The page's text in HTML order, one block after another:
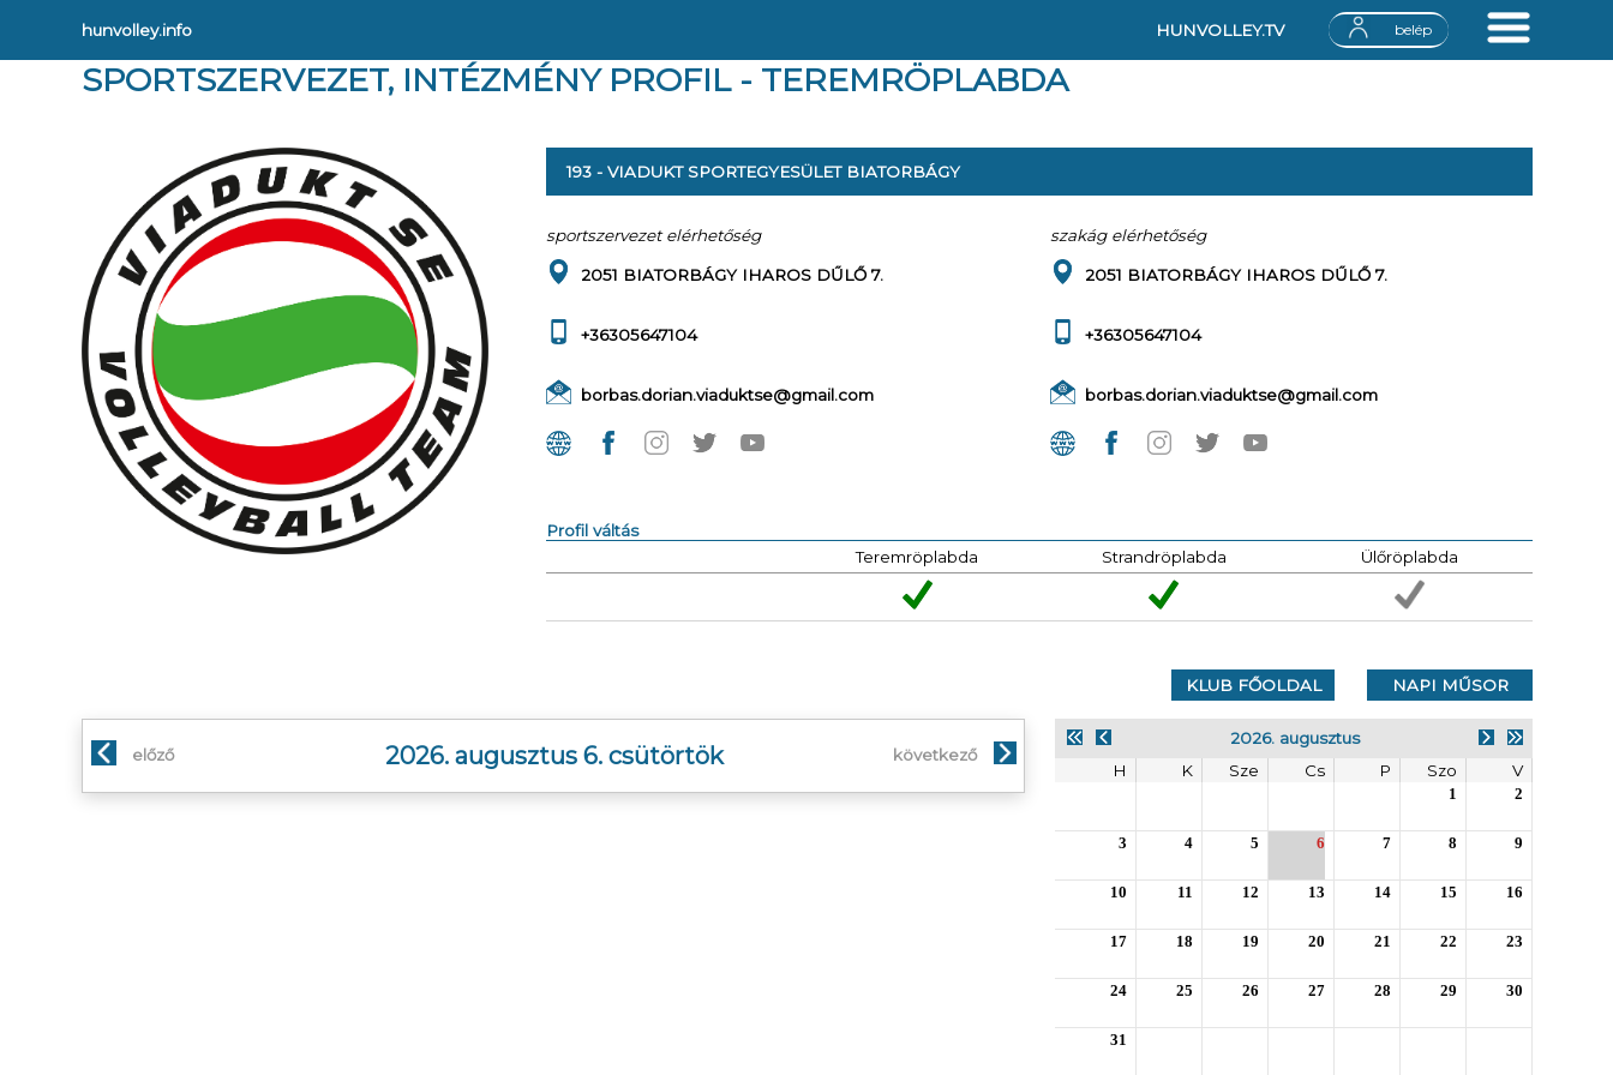
hunvolley.info HUNVOLLEY.TV belép
SPORTSZERVEZET, INTÉZMÉNY PROFIL - TEREMRÖPLABDA
193 - VIADUKT SPORTEGYESÜLET BIATORBÁGY
sportszervezet elérhetőség szakág elérhetőség
2051 BIATORBÁGY IHAROS DŰLŐ 7.
+36305647104
borbas.dorian.viaduktse@gmail.com
2051 BIATORBÁGY IHAROS DŰLŐ 7.
+36305647104
borbas.dorian.viaduktse@gmail.com
Profil váltás
Teremröplabda
Strandröplabda Ülőröplabda
KLUB FŐOLDAL NAPI MŰSOR
előző 2026. augusztus 6. csütörtök következő
2026. augusztus
H
K Sze Cs P Szo V
1 2
3 4 5 6 7 8 9
10 11 12 13 14 15 16
17 18 19 20 21 22 23
24 25 26 27 28 29 30
31